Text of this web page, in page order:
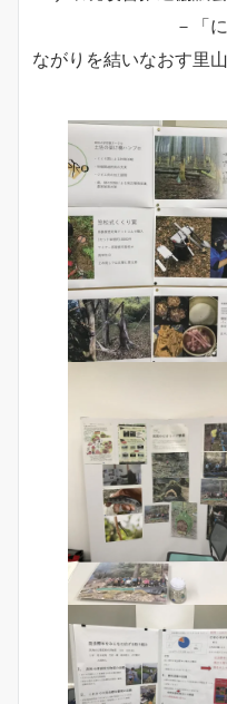
－「にろうの
ながりを結いなおす里